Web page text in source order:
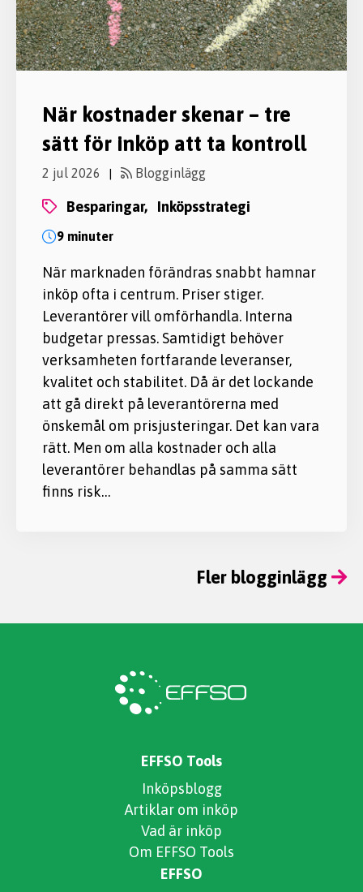
När kostnader skenar – tre
sätt för inköp att ta kontroll
2 jul 2026 | Blogginlägg
besparingar, inköpsstrategi
9 minuter
När marknaden förändras snabbt hamnar
inköp ofta i centrum. Priser stiger.
Leverantörer vill omförhandla. Interna
budgetar pressas. Samtidigt behöver
verksamheten fortfarande leveranser,
kvalitet och stabilitet. Då är det lockande
att gå direkt på leverantörerna med
önskemål om prisjusteringar. Det kan vara
rätt. Men om alla kostnader och alla
leverantörer behandlas på samma sätt
finns risk…
Fler blogginlägg
EFFSO Tools
Inköpsblogg
Artiklar om inköp
Vad är inköp
Om EFFSO Tools
EFFSO